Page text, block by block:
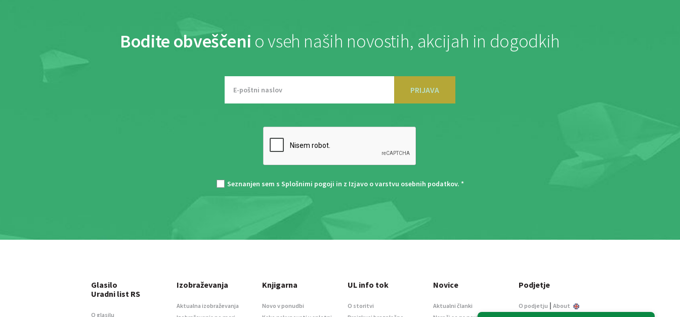
Bodite obveščeni o vseh naših novostih, akcijah in dogodkih
PRIJAVA
Seznanjen sem s Splošnimi pogoji in z Izjavo o varstvu osebnih podatkov. *
Glasilo
Uradni list RS
O glasilu
Izobraževanja
Aktualna izobraževanja
Knjigarna
Novo v ponudbi
UL info tok
O storitvi
Novice
Aktualni članki
Podjetje
O podjetju | About